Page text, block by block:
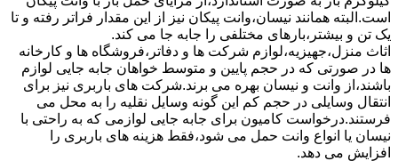
است.البته همانند نیسان،وانت پیکان نیز از این مقدار فراتر رفته و تا
یک تن و بیشتر،بارهای مختلفی را جابه جا می کند.
اثاث منزل،جهیزیه،لوازم شرکت ها و دفاتر،فروشگاه ها و کارخانه
ها در صورتی که در حجم پایین و متوسط خواهان جابه جایی لوازم
باشند،از وانت و نیسان بهره می برند.شرکت های باربری نیز برای
انتقال وسایلی در حجم کم این گونه وسایل نقلیه را به محل می
فرستند.درخواست کامیون برای جابه جایی لوازمی که به راحتی با
نیسان یا انواع وانت حمل می شود،فقط هزینه های باربری را
افزایش می دهد.